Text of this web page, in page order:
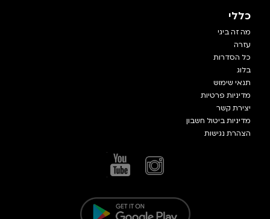
כללי
מה זה ביגי
עזרה
כל הסדרות
בלוג
תנאי שימוש
מדיניות פרטיות
יצירת קשר
מדיניות ביטול חשבון
הצהרת נגישות